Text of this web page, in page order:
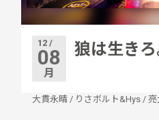
12 /
08
月
狼は生き
大貫永晴 / りさボルト&Hys / 亮